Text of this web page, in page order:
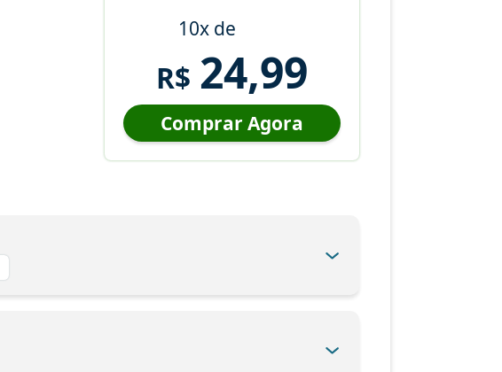
10x de
R$ 24,99
Comprar Agora